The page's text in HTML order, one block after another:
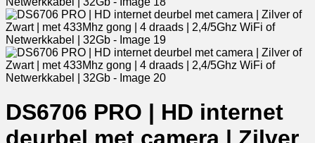
DS6706 PRO | HD internet